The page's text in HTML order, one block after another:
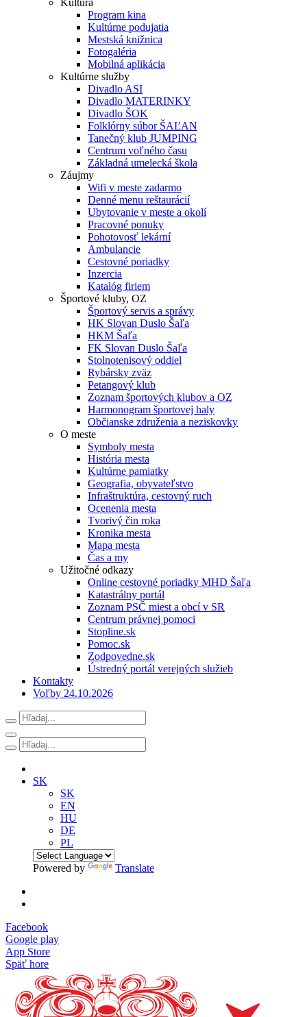
Kultúra
Program kina
Kultúrne podujatia
Mestská knižnica
Fotogaléria
Mobilná aplikácia
Kultúrne služby
Divadlo ASI
Divadlo MATERINKY
Divadlo ŠOK
Folklórny súbor ŠAĽAN
Tanečný klub JUMPING
Centrum voľného času
Základná umelecká škola
Záujmy
Wifi v meste zadarmo
Denné menu reštaurácií
Ubytovanie v meste a okolí
Pracovné ponuky
Pohotovosť lekární
Ambulancie
Cestovné poriadky
Inzercia
Katalóg firiem
Športové kluby, OZ
Športový servis a správy
HK Slovan Duslo Šaľa
HKM Šaľa
FK Slovan Duslo Šaľa
Stolnotenisový oddiel
Rybársky zväz
Petangový klub
Zoznam športových klubov a OZ
Harmonogram športovej haly
Občianske združenia a neziskovky
O meste
Symboly mesta
História mesta
Kultúrne pamiatky
Geografia, obyvateľstvo
Infraštruktúra, cestovný ruch
Ocenenia mesta
Tvorivý čin roka
Kronika mesta
Mapa mesta
Čas a my
Užitočné odkazy
Online cestovné poriadky MHD Šaľa
Katastrálny portál
Zoznam PSČ miest a obcí v SR
Centrum právnej pomoci
Stopline.sk
Pomoc.sk
Zodpovedne.sk
Ústredný portál verejných služieb
Kontakty
Voľby 24.10.2026
SK
SK
EN
HU
DE
PL
Powered by Translate
Facebook
Google play
App Store
Späť hore